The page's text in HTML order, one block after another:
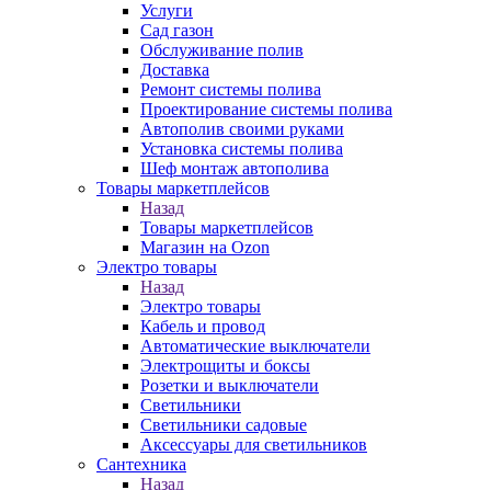
Услуги
Сад газон
Обслуживание полив
Доставка
Ремонт системы полива
Проектирование системы полива
Автополив своими руками
Установка системы полива
Шеф монтаж автополива
Товары маркетплейсов
Назад
Товары маркетплейсов
Магазин на Ozon
Электро товары
Назад
Электро товары
Кабель и провод
Автоматические выключатели
Электрощиты и боксы
Розетки и выключатели
Светильники
Светильники садовые
Аксессуары для светильников
Сантехника
Назад